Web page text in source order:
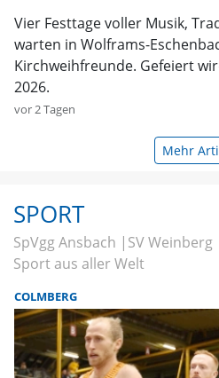
Vier Festtage voller Musik,
warten in Wolframs-
Kirchweihfreunde. Gefeiert
2026.
vor 2 Tagen
Mehr
SPORT
SpVgg Ansbach SV Weinberg
Sport aus aller Welt
COLMBERG